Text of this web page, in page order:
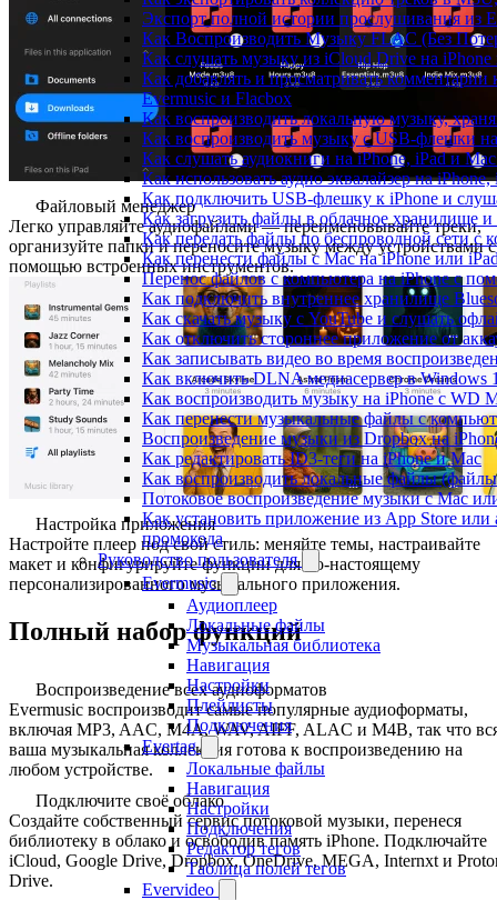
Экспорт полной истории прослушивания из
Как Воспроизводить Музыку FLAC (Без
Как слушать музыку из iCloud Drive на
Как добавлять и просматривать
Evermusic и Flacbox
Как воспроизводить локальную музыку,
Как воспроизводить музыку с USB-флешки
Как слушать аудиокниги на iPhone, iPad и
Как использовать аудио эквалайзер на
Как подключить USB-флешку к iPhone и
Как загрузить файлы в облачное хранилище
Как передать файлы по беспроводной сети
Как перенести файлы с Mac на iPhone или
Перенос файлов с компьютера на iPhone с
Как подключить внутреннее хранилище
Как скачать музыку с YouTube и слушать
Как отключить стороннее приложение от
Как записывать видео во время
Как включить DLNA медиасервер в Windows
Как воспроизводить музыку на iPhone с WD
Как перенести музыкальные файлы с
Воспроизведение музыки из Dropbox на
Как редактировать ID3-теги на iPhone и Mac
Как воспроизводить локальные файлы
Потоковое воспроизведение музыки с Mac
Как установить приложение из App Store
промокода
Руководство пользователя
Evermusic
Аудиоплеер
Локальные файлы
Музыкальная библиотека
Навигация
Настройки
Плейлисты
Подключения
Evertag
Локальные файлы
Навигация
Настройки
Подключения
Редактор тегов
Таблица полей тегов
Evervideo
Файловый менеджер
Легко управляйте аудиофайлами — переименовывайте треки,
организуйте папки и переносите музыку между устройствами с
помощью встроенных инструментов.
Настройка приложения
Настройте плеер под свой стиль: меняйте темы, настраивайте
макет и конфигурируйте функции для по-настоящему
персонализированного музыкального приложения.
Полный набор функций
Воспроизведение всех аудиоформатов
Evermusic воспроизводит самые популярные аудиоформаты,
включая MP3, AAC, M4A, WAV, AIFF, ALAC и M4B, так что
ваша музыкальная коллекция готова к воспроизведению на
любом устройстве.
Подключите своё облако
Создайте собственный сервис потоковой музыки, перенеся
библиотеку в облако и освободив память iPhone. Подключайте
iCloud, Google Drive, Dropbox, OneDrive, MEGA, Internxt и
Drive.